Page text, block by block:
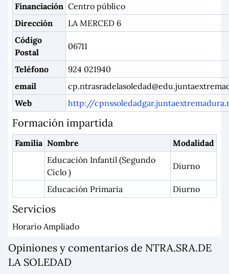
Financiación Centro público
Dirección
LA MERCED 6
Código
Postal
06711
Teléfono
924 021940
email
Web
http://
Formación impartida
Familia Nombre
Modalidad
Educación Infantil (Segundo
Ciclo )
Diurno
Educación Primaria Diurno
Servicios
Horario Ampliado
Opiniones y comentarios de NTRA.SRA.DE
LA SOLEDAD